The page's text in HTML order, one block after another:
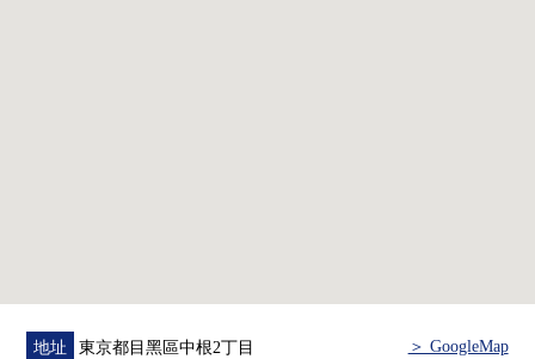
地址 東京都目黑區中根2丁目 ＞ GoogleMap